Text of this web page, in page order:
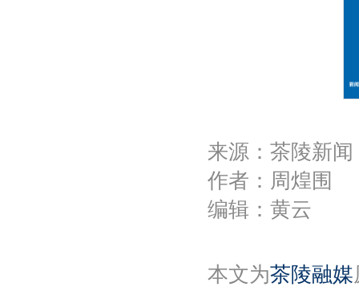
来源：茶陵新闻
作者：周煌围
编辑：黄云
本文为茶陵融媒